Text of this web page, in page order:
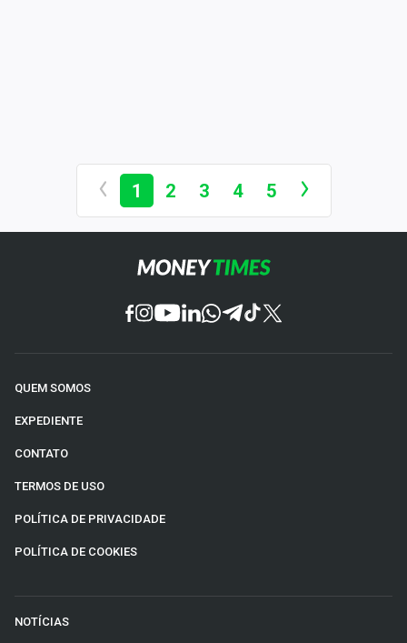
1 2 3 4 5
QUEM SOMOS
EXPEDIENTE
CONTATO
TERMOS DE USO
POLÍTICA DE PRIVACIDADE
POLÍTICA DE COOKIES
NOTÍCIAS